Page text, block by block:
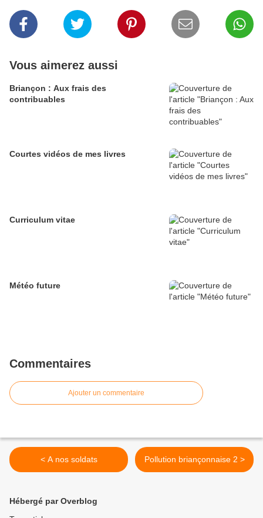
Vous aimerez aussi
Briançon : Aux frais des
contribuables
Courtes vidéos de mes livres
Curriculum vitae
Météo future
Commentaires
Ajouter un commentaire
< A nos soldats Pollution briançonnaise 2 >
Hébergé par Overblog